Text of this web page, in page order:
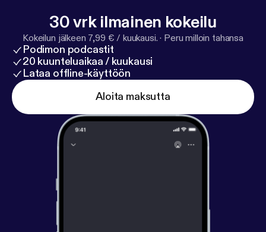
30 vrk ilmainen kokeilu
Kokeilun jälkeen 7,99 € / kuukausi. · Peru milloin tahansa
Podimon podcastit
20 kuunteluaikaa / kuukausi
Lataa offline-käyttöön
Aloita maksutta